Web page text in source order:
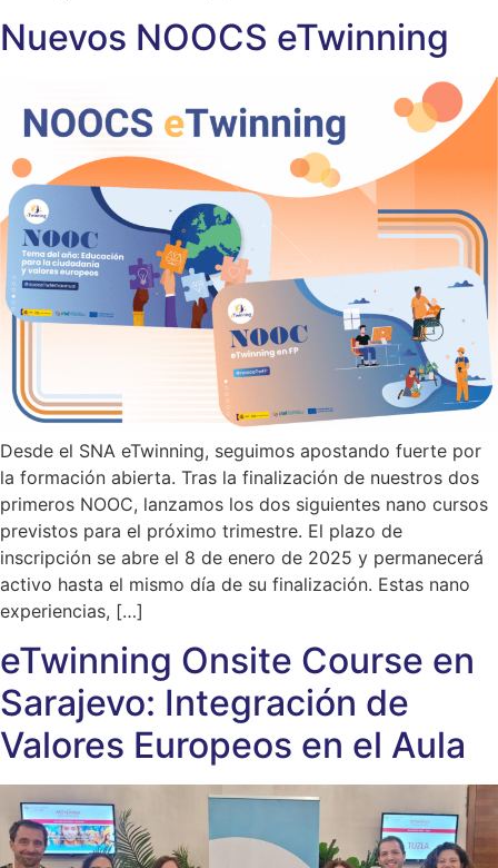
Nuevos NOOCS eTwinning
Desde el SNA eTwinning, seguimos apostando fuerte por
la formación abierta. Tras la finalización de nuestros dos
primeros NOOC, lanzamos los dos siguientes nano cursos
previstos para el próximo trimestre. El plazo de
inscripción se abre el 8 de enero de 2025 y permanecerá
activo hasta el mismo día de su finalización. Estas nano
experiencias, […]
eTwinning Onsite Course en
Sarajevo: Integración de
Valores Europeos en el Aula